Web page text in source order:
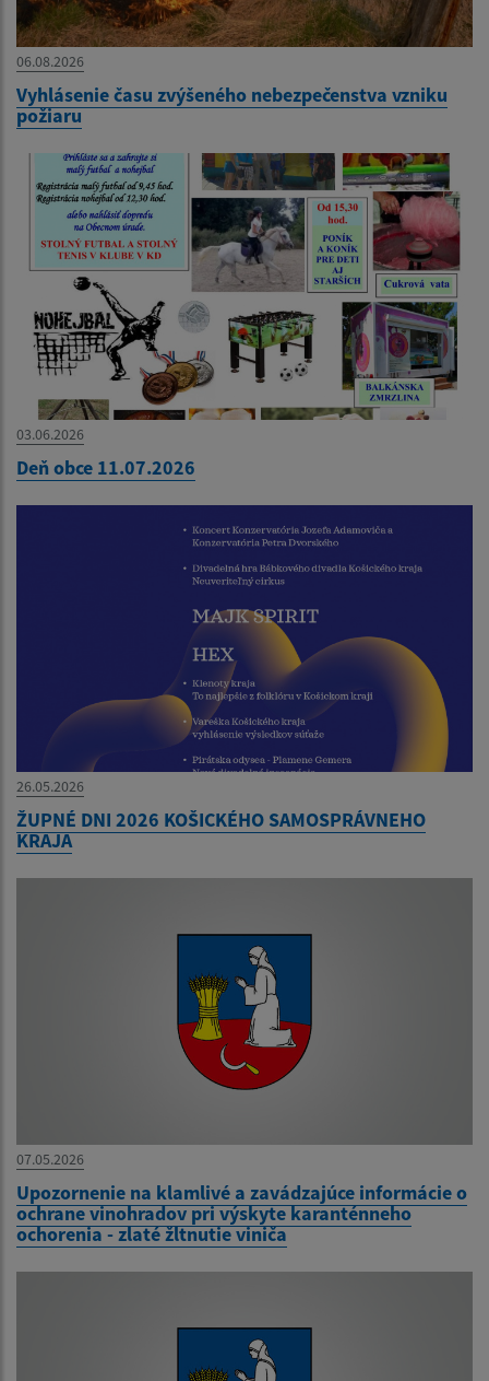
06.08.2026
Vyhlásenie času zvýšeného nebezpečenstva vzniku
požiaru
03.06.2026
Deň obce 11.07.2026
26.05.2026
ŽUPNÉ DNI 2026 KOŠICKÉHO SAMOSPRÁVNEHO
KRAJA
07.05.2026
Upozornenie na klamlivé a zavádzajúce informácie o
ochrane vinohradov pri výskyte karanténneho
ochorenia - zlaté žltnutie viniča